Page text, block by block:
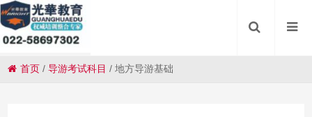
首页 /导游考试科目 /地方导游基础